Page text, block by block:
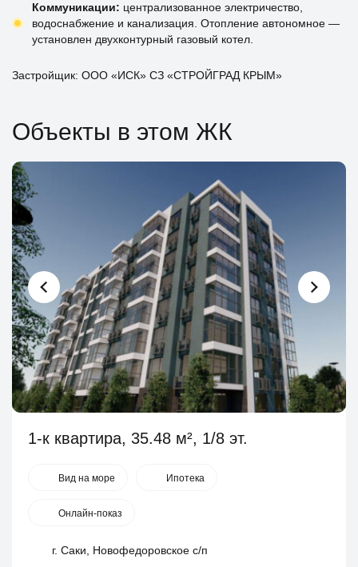
Коммуникации: централизованное электричество,
водоснабжение и канализация. Отопление автономное —
установлен двухконтурный газовый котел.
Застройщик: ООО «ИСК» СЗ «СТРОЙГРАД КРЫМ»
Объекты в этом ЖК
1-к квартира, 35.48 м², 1/8 эт.
Вид на море Ипотека
Онлайн-показ
г. Саки, Новофедоровское с/п